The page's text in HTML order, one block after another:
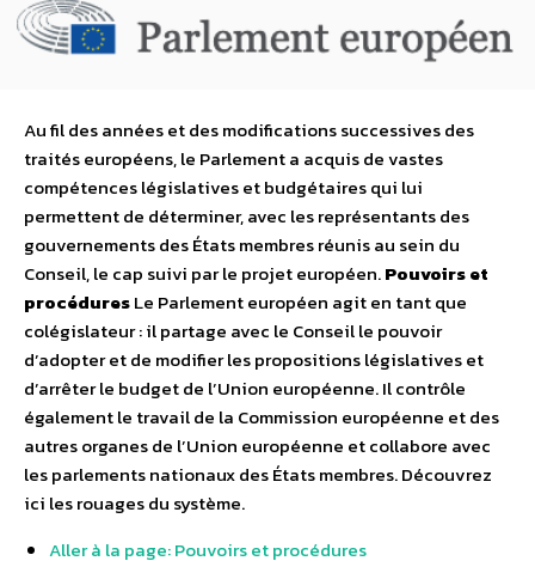
Au fil des années et des modifications successives des
traités européens, le Parlement a acquis de vastes
compétences législatives et budgétaires qui lui
permettent de déterminer, avec les représentants des
gouvernements des États membres réunis au sein du
Conseil, le cap suivi par le projet européen.Pouvoirs et
procéduresLe Parlement européen agit en tant que
colégislateur : il partage avec le Conseil le pouvoir
d’adopter et de modifier les propositions législatives et
d’arrêter le budget de l’Union européenne. Il contrôle
également le travail de la Commission européenne et des
autres organes de l’Union européenne et collabore avec
les parlements nationaux des États membres. Découvrez
ici les rouages du système.
Aller à la page: Pouvoirs et procédures